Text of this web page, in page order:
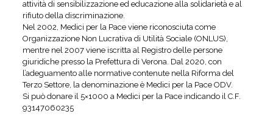
attività di sensibilizzazione ed educazione alla solidarietà e al
rifiuto della discriminazione.
Nel 2002, Medici per la Pace viene riconosciuta come
Organizzazione Non Lucrativa di Utilità Sociale (ONLUS),
mentre nel 2007 viene iscritta al Registro delle persone
giuridiche presso la Prefettura di Verona. Dal 2020, con
l’adeguamento alle normative contenute nella Riforma del
Terzo Settore, la denominazione è Medici per la Pace ODV.
Si può donare il 5×1000 a Medici per la Pace indicando il C.F.
93147060235